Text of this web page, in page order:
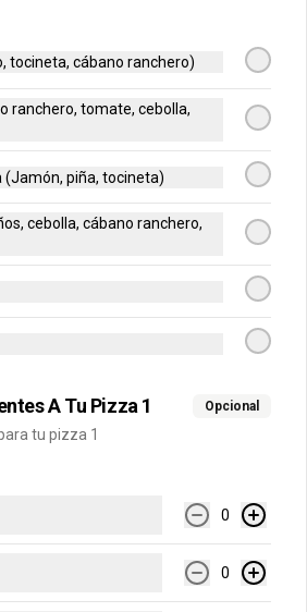
Escoge el sabor de tu pizza (4
porciones)
Escoge el sabor de tu pizza (6
Grande Premium
tocineta, cábano ranchero)
ranchero, tomate, cebolla,
(Jamón, piña, tocineta)
cebolla, cábano ranchero,
A Tu Pizza 1 Opcional
tu pizza 1
0
0